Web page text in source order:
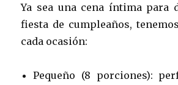
Ya sea una cena íntima para
fiesta de cumpleaños,
cada ocasión:
Pequeño (8 porciones):